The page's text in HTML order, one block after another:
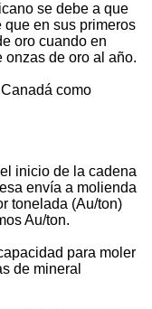
se debe a que
que en sus primeros
oro cuando en
onzas de oro al año.
como
inicio de la cadena
envía a molienda
tonelada (Au/ton)
Au/ton.
para moler
de mineral